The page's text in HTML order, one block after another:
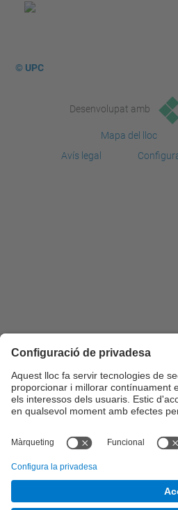
© UPC
Desenvolupat amb
Mapa del lloc
Avís legal